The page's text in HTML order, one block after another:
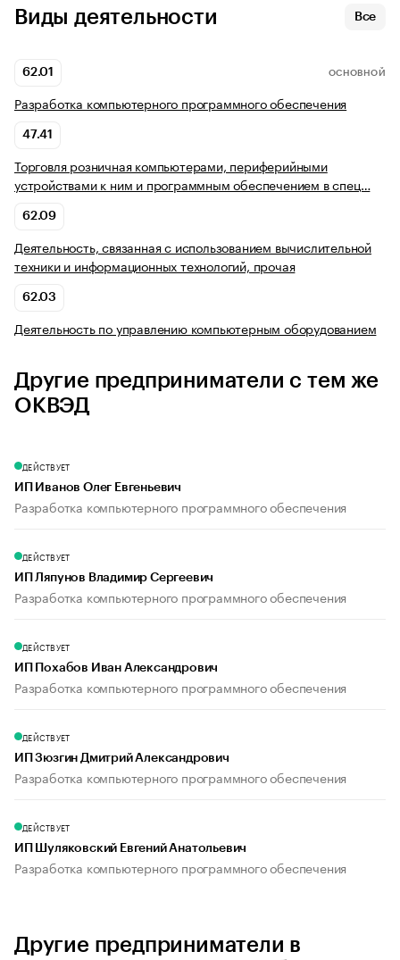
Виды деятельности Все
62.01 ОСНОВНОЙ
Разработка компьютерного программного обеспечения
47.41
Торговля розничная компьютерами, периферийными
устройствами к ним и программным обеспечением в спец…
62.09
Деятельность, связанная с использованием вычислительной
техники и информационных технологий, прочая
62.03
Деятельность по управлению компьютерным оборудованием
Другие предприниматели с тем же
ОКВЭД
ДЕЙСТВУЕТ
ИП Иванов Олег Евгеньевич
Разработка компьютерного программного обеспечения
ДЕЙСТВУЕТ
ИП Ляпунов Владимир Сергеевич
Разработка компьютерного программного обеспечения
ДЕЙСТВУЕТ
ИП Похабов Иван Александрович
Разработка компьютерного программного обеспечения
ДЕЙСТВУЕТ
ИП Зюзгин Дмитрий Александрович
Разработка компьютерного программного обеспечения
ДЕЙСТВУЕТ
ИП Шуляковский Евгений Анатольевич
Разработка компьютерного программного обеспечения
Другие предприниматели в